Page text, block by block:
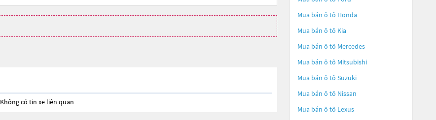
Không có tin xe liên quan
Mua bán ô tô Honda
Mua bán ô tô Kia
Mua bán ô tô Mercedes
Mua bán ô tô Mitsubishi
Mua bán ô tô Suzuki
Mua bán ô tô Nissan
Mua bán ô tô Lexus